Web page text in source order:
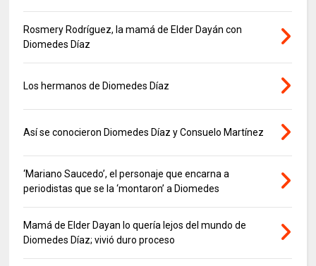
Rosmery Rodríguez, la mamá de Elder Dayán con
Diomedes Díaz
Los hermanos de Diomedes Díaz
Así se conocieron Diomedes Díaz y Consuelo Martínez
‘Mariano Saucedo’, el personaje que encarna a
periodistas que se la ‘montaron’ a Diomedes
Mamá de Elder Dayan lo quería lejos del mundo de
Diomedes Díaz; vivió duro proceso